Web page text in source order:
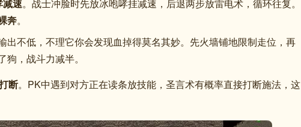
减速。战士冲脸时先放冰咆哮挂减速，后退两步放雷电术，循环往复。
奔。
出不低，不理它你会发现血掉得莫名其妙。先火墙铺地限制走位，再
，战斗力减半。
断。PK中遇到对方正在读条放技能，圣言术有概率直接打断施法，这